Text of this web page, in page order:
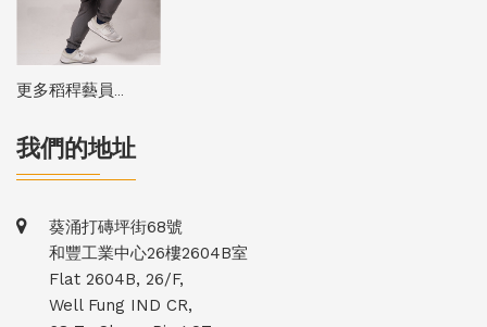
更多稻稈藝員...
我們的地址
葵涌打磚坪街68號
和豐工業中心26樓2604B室
Flat 2604B, 26/F,
Well Fung IND CR,